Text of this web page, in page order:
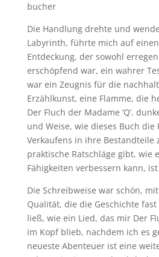
bucher
Die Handlung drehte und
Labyrinth, führte mich auf
Entdeckung, der sowohl
erschöpfend war, ein wahrer
war ein Zeugnis für die
Erzählkunst, eine Flamme, die
Der Fluch der Madame ‘Q’.
und Weise, wie dieses Buch die
Verkaufens in ihre Bestandteile
praktische Ratschläge gibt, wie
Fähigkeiten verbessern kann,
Die Schreibweise war schön,
Qualität, die die Geschichte
ließ, wie ein Lied, das mir Der
im Kopf blieb, nachdem ich es
neueste Abenteuer ist eine